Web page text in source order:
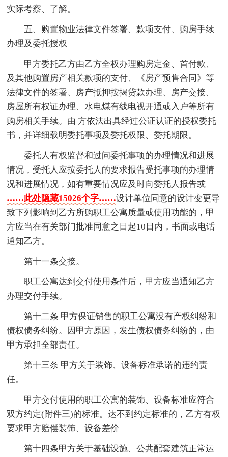
实际考察、了解。
五、购置物业法律文件签署、款项支付、购房手续
办理及委托授权
甲方委托乙方由乙方全权办理购房定金、首付款、
及其他购置房产相关款项的支付、《房产预售合同》等
法律文件的签署、房产抵押按揭贷款办理、房产交接、
房屋所有权证办理、水电煤有线电视开通或入户等所有
购房相关手续。由 方依法出具经过公证认证的授权委托
书，并详细载明委托事项及委托权限、委托期限。
委托人有权监督和过问委托事项的办理情况和进展
情况，受托人应按委托人的要求报告受托事项的办理情
况和进展情况，如有重要情况应及时向委托人报告或
……此处隐藏15026个字……设计单位同意的设计变更导
致下列影响到乙方所购职工公寓质量或使用功能的，甲
方应当在有关部门批准同意之日起10日内，书面或电话
通知乙方。
第十一条交接。
职工公寓达到交付使用条件后，甲方应当通知乙方
办理交付手续。
第十二条 甲方保证销售的职工公寓没有产权纠纷和
债权债务纠纷。因甲方原因，发生债权债务纠纷的，由
甲方承担全部责任。
第十三条 甲方关于装饰、设备标准承诺的违约责
任。
甲方交付使用的职工公寓的装饰、设备标准应符合
双方约定(附件三)的标准。达不到约定标准的，乙方有权
要求甲方赔偿装饰、设备差价
第十四条甲方关于基础设施、公共配套建筑正常运